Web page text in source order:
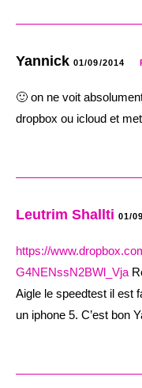
Yannick 01/09/2014
🙂 on ne voit
dropbox ou icloud et
Leutrim Shallti 01/
https://
G4NENssN2BWl_Vja
Aigle le speedtest il est
un iphone 5. C’est bon